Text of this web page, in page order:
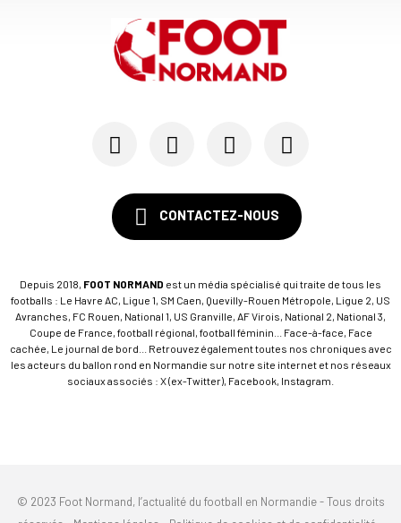
CONTACTEZ-NOUS
Depuis 2018, FOOT NORMAND est un média spécialisé qui traite de tous les
footballs : Le Havre AC, Ligue 1, SM Caen, Quevilly-Rouen Métropole, Ligue 2, US
Avranches, FC Rouen, National 1, US Granville, AF Virois, National 2, National 3,
Coupe de France, football régional, football féminin... Face-à-face, Face
cachée, Le journal de bord... Retrouvez également toutes nos chroniques avec
les acteurs du ballon rond en Normandie sur notre site internet et nos réseaux
sociaux associés : X (ex-Twitter), Facebook, Instagram.
© 2023 Foot Normand, l’actualité du football en Normandie - Tous droits